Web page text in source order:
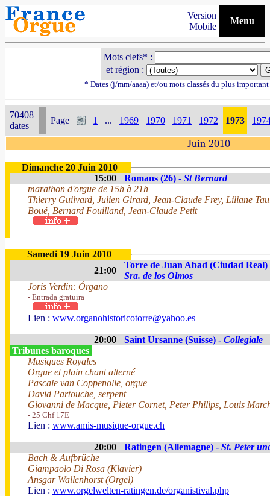
Version
Mobile
Menu
Mots clefs* :
et région :
* Dates (j/mm/aaaa) et/ou mots classés du plus
70408
dates
Page 1 ... 1969 1970 1971 1972 1973
Juin 2010
Dimanche 20 Juin 2010
15:00
Romans (26) - St Bernard
marathon d'orgue de 15h à 21h
Thierry Guilvard, Julien Girard, Jean-Claude Frey, Liliane
Boué, Bernard Fouilland, Jean-Claude Petit
Samedi 19 Juin 2010
21:00
Torre de Juan Abad (Ciudad
Sra. de los Olmos
Joris Verdin: Órgano
- Entrada gratuira
Lien : www.organohistoricotorre@yahoo.es
20:00 Saint Ursanne (Suisse) - Collegiale
Tribunes baroques
Musiques Royales
Orgue et plain chant alterné
Pascale van Coppenolle, orgue
David Partouche, serpent
Giovanni de Macque, Pieter Cornet, Peter Philips, Louis
- 25 Chf 17E
Lien : www.amis-musique-orgue.ch
20:00 Ratingen (Allemagne) - St. Peter
Bach & Aufbrüche
Giampaolo Di Rosa (Klavier)
Ansgar Wallenhorst (Orgel)
Lien : www.orgelwelten-ratingen.de/organistival.php